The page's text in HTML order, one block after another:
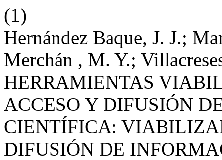
(1)
Hernández Baque, J. J.;
Merchán , M. Y.;
HERRAMIENTAS
ACCESO Y DIFUSIÓN
CIENTÍFICA:
DIFUSIÓN DE